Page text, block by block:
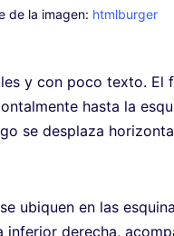
de la imagen: htmlburger
y con poco texto. El
hasta la
se desplaza
ubiquen en las
derecha,